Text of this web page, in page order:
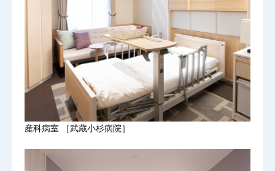
産科病室 ［武蔵小杉病院］